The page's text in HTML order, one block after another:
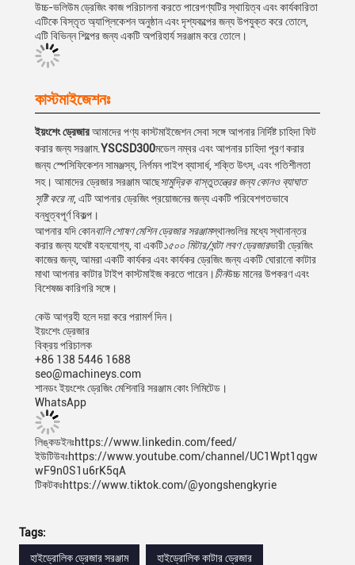
উচ্চ-ভলিউম ড্রেজিং কাজ পরিচালনা করতে পারেপণ্যটির স্থায়িত্ব এবং কার্যকারিতা
এটিকে বিস্তৃত অ্যাপ্লিকেশন অনুষ্ঠান এবং দৃশ্যকল্পের জন্য উপযুক্ত করে তোলে,
এটি বিভিন্ন শিল্পের জন্য একটি অপরিহার্য সরঞ্জাম করে তোলে।
কাস্টমাইজেশনঃ
ইয়ংশেং ড্রেজারআমাদের পণ্য কাস্টমাইজেশন সেবা সঙ্গে আপনার নির্দিষ্ট চাহিদা ফিট
করার জন্য সরঞ্জাম.YSCSD300মডেল নম্বর এবং আপনার চাহিদা পূরণ করার
জন্য স্পেসিফিকেশন সামঞ্জস্য, নির্গমন পাইপ ব্যাসার্ধ, শক্তি উৎস, এবং গতিশীলতা
সহ। আমাদের ড্রেজার সরঞ্জাম আছেসামুদ্রিক বাস্তুতন্ত্রের জন্য কোনও ব্যাঘাত
সৃষ্টি করে না, এটি আপনার ড্রেজিং প্রয়োজনের জন্য একটি পরিবেশগতভাবে
বন্ধুত্বপূর্ণ বিকল্প।
আপনার যদি কোনবালি শোষণ মেশিন ড্রেজার সরঞ্জামস্থানগুলির মধ্যে স্থানান্তর
করার জন্য যথেষ্ট বহনযোগ্য, বা একটি১৫০০ মিটার/ঘন্টা লবণ ড্রেজারভারী ড্রেজিং
কাজের জন্য, আমরা একটি কার্যকর এবং কার্যকর ড্রেজিং জন্য একটি ঘোরানো কাটার
মাথা আপনার কাটার টাইপ কাস্টমাইজ করতে পারেন।চীনউচ্চ মানের উপকরণ এবং
বিশেষজ্ঞ কারিগরি সঙ্গে।
কেউ আগ্রহী হলে দয়া করে পরামর্শ দিন।
ইয়ংশেং ড্রেজার
বিক্রয় পরিচালক
+86 138 5446 1688
seo@machineys.com
শানডং ইয়ংশেং ড্রেজিং মেশিনারি সরঞ্জাম কোং লিমিটেড।
WhatsApp
লিঙ্কডইনঃhttps://www.linkedin.com/feed/
ইউটিউবঃhttps://www.youtube.com/channel/UC1Wpt1qgw
wF9n0S1u6rK5qA
টিকটকঃhttps://www.tiktok.com/@yongshengkyrie
Tags:
হাইড্রোলিক ড্রেজার সরঞ্জাম
হাইড্রোলিক কাটার ড্রেজার